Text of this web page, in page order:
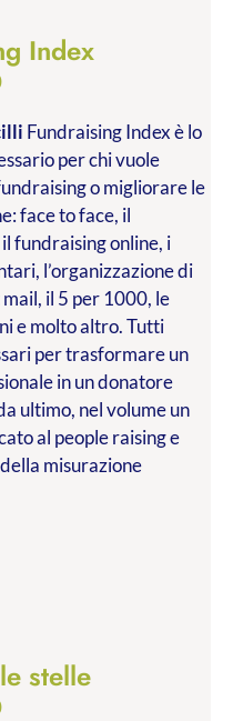
Index
Fascia
prezzo:
da
€9.99
a
€20.00
Fundraising Index è lo
per chi vuole
o migliorare le
face to face, il
fundraising online, i
l’organizzazione di
il 5 per 1000, le
e molto altro. Tutti
per trasformare un
in un donatore
ultimo, nel volume un
al people raising e
misurazione
stelle
Fascia